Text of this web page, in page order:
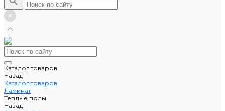
Каталог товаров
Назад
Каталог товаров
Ламинат
Теплые полы
Назад